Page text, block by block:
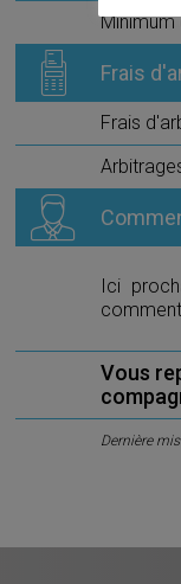
Frais
Frais
Ici
Vous
Dernière